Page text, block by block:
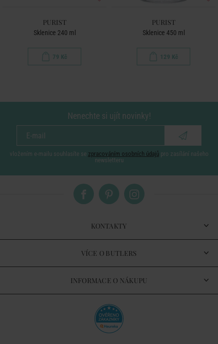
PURIST
Sklenice 240 ml
79 Kč
PURIST
Sklenice 450 ml
129 Kč
Nenechte si ujít novinky!
vložením e-mailu souhlasíte se zpracováním osobních údajů pro zasílání našeho
newsletteru
KONTAKTY
VÍCE O BUTLERS
INFORMACE O NÁKUPU